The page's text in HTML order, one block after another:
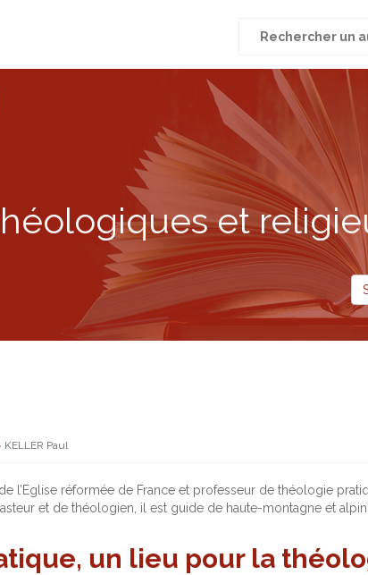
pour
et
KELLER Paul
l’Eglise réformée de France et professeur de théologie
et de théologien, il est guide de haute-montagne et
un lieu pour la